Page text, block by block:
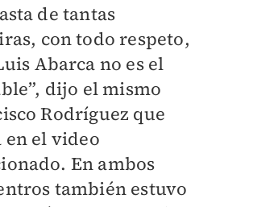
de tantas
con todo respeto,
Abarca no es el
dijo el mismo
Rodríguez que
en el video
En ambos
también estuvo